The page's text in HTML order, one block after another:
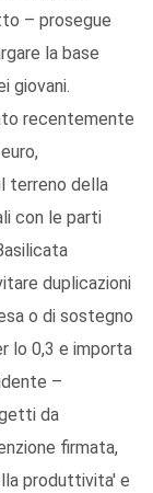
– prosegue
la base
giovani.
recentemente
terreno della
con le parti
duplicazioni
o di sostegno
lo 0,3 e importa
–
da
firmata,
produttivita' e